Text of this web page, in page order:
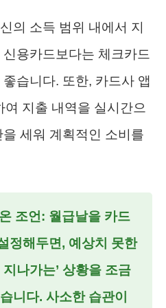
의 소득 범위 내에서 지
용카드보다는 체크카드
습니다. 또한, 카드사 앱
여 지출 내역을 실시간으
세워 계획적인 소비를
조언 : 월급날을 카드
정해두면, 예상치 못한
나가는’ 상황을 조금
니다. 사소한 습관이